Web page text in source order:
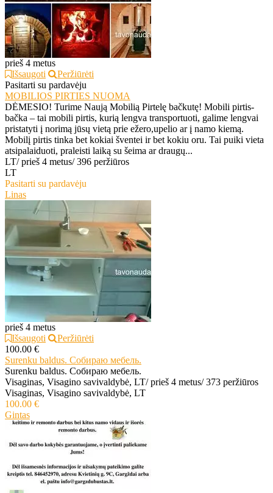
prieš 4 metus
Išsaugoti
Peržiūrėti
Pasitarti su pardavėju
MOBILIOS PIRTIES NUOMA
DĖMESIO! Turime Naują Mobilią Pirtelę bačkutę! Mobili pirtis-
bačka – tai mobili pirtis, kurią lengva transportuoti, galime lengvai
pristatyti į norimą jūsų vietą prie ežero,upelio ar į namo kiemą.
Mobilį pirtis tinka bet kokiai šventei ir bet kokiu oru. Tai puiki vieta
atsipalaiduoti, praleisti laiką su šeima ar draugų...
LT/ prieš 4 metus/ 396 peržiūros
LT
Pasitarti su pardavėju
Linas
prieš 4 metus
Išsaugoti
Peržiūrėti
100.00 €
Surenku baldus. Собираю мебель.
Surenku baldus. Собираю мебель.
Visaginas, Visagino savivaldybė, LT/ prieš 4 metus/ 373 peržiūros
Visaginas, Visagino savivaldybė, LT
100.00 €
Gintas